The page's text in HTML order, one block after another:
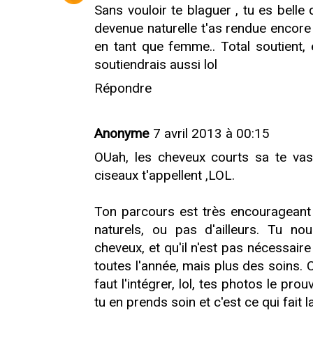
Sans vouloir te blaguer , tu es
devenue naturelle t'as rendue
en tant que femme.. Total
soutiendrais aussi lol
Répondre
Anonyme 7 avril 2013 à 00:15
OUah, les cheveux courts sa te
ciseaux t'appellent ,LOL.
Ton parcours est très
naturels, ou pas d'ailleurs. Tu
cheveux, et qu'il n'est pas
toutes l'année, mais plus des soins.
faut l'intégrer, lol, tes photos le
tu en prends soin et c'est ce qui fait